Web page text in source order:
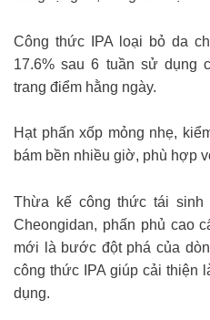
Công thức IPA loại bỏ da
17.6% sau 6 tuần sử dụng
trang điểm hằng ngày.
Hạt phấn xốp mỏng nhẹ,
bám bền nhiều giờ, phù hợp
Thừa kế công thức tái
Cheongidan, phấn phủ cao
mới là bước đột phá của
công thức IPA giúp cải thiện
dụng.